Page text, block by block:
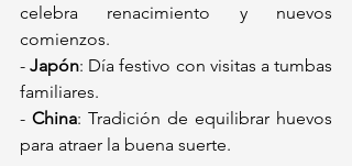
celebra renacimiento y nuevos
comienzos.
- Japón: Día festivo con visitas a tumbas
familiares.
- China: Tradición de equilibrar huevos
para atraer la buena suerte.